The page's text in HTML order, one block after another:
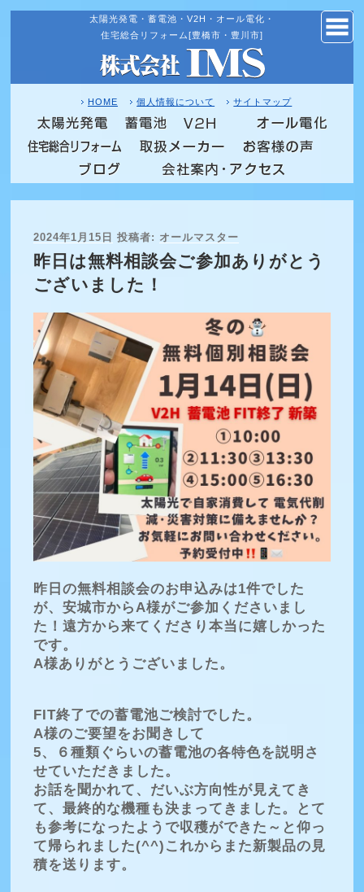
コ
ン
ン
ツ
へ
ス
キ
ッ
プ
太陽光発電・蓄電池・V2H・オール電化・
住宅総合リフォーム[豊橋市・豊川市]
HOME 個人情報について サイトマップ
投
稿
2024年1月15日 投稿者: オールマスター
昨日は無料相談会ご参加ありがとう
ございました！
昨日の無料相談会のお申込みは1件でした
が、安城市からA様がご参加くださいまし
た！遠方から来てくださり本当に嬉しかった
です。
A様ありがとうございました。
FIT終了での蓄電池ご検討でした。
A様のご要望をお聞きして
5、６種類ぐらいの蓄電池の各特色を説明さ
せていただきました。
お話を聞かれて、だいぶ方向性が見えてき
て、最終的な機種も決まってきました。とて
も参考になったようで収穫ができた～と仰っ
て帰られました(^^)これからまた新製品の見
積を送ります。